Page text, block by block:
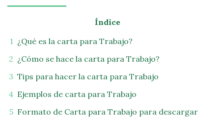
Índice
¿Qué es la carta para Trabajo?
¿Cómo se hace la carta para Trabajo?
Tips para hacer la carta para Trabajo
Ejemplos de carta para Trabajo
Formato de Carta para Trabajo para descargar